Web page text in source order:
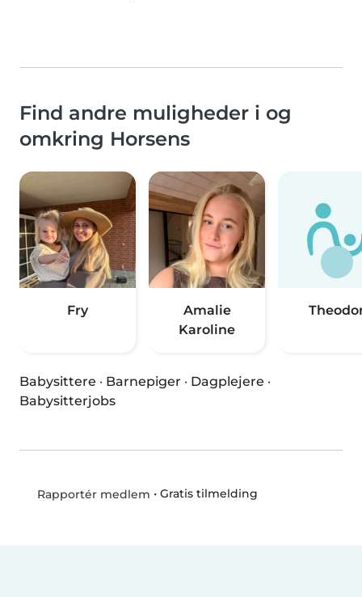
Find andre muligheder i og
omkring Horsens
Fry
Amalie
Karoline
Babysittere · Barnepiger · Dagplejere ·
Babysitterjobs
Rapportér medlem • Gratis tilmelding